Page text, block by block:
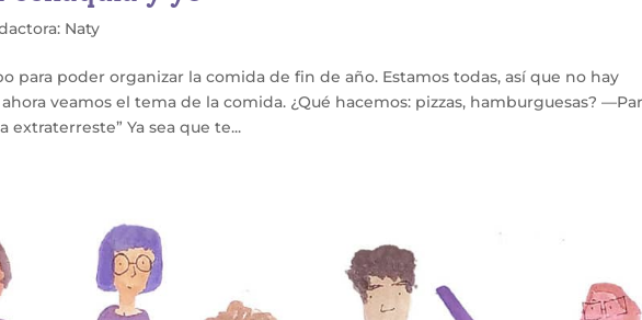
Naty
para poder organizar la comida de fin de año. Estamos todas, así que no hay
ahora veamos el tema de la comida. ¿Qué hacemos: pizzas, hamburguesas?
extraterreste” Ya sea que te...